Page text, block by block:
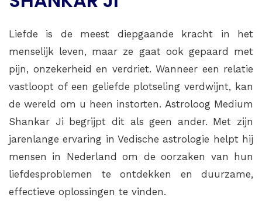
Liefde is de meest diepgaande kracht in het
menselijk leven, maar ze gaat ook gepaard met
pijn, onzekerheid en verdriet. Wanneer een relatie
vastloopt of een geliefde plotseling verdwijnt, kan
de wereld om u heen instorten. Astroloog Medium
Shankar Ji begrijpt dit als geen ander. Met zijn
jarenlange ervaring in Vedische astrologie helpt hij
mensen in Nederland om de oorzaken van hun
liefdesproblemen te ontdekken en duurzame,
effectieve oplossingen te vinden.